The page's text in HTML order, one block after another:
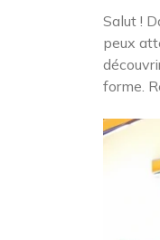
Salut !
peux
forme.